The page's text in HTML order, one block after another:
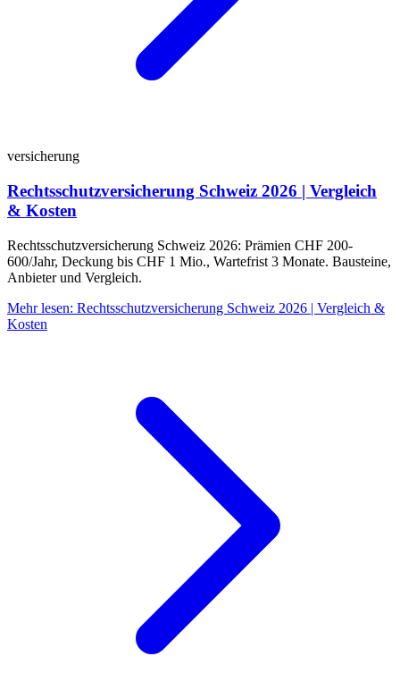
versicherung
Rechtsschutzversicherung Schweiz 2026 | Vergleich
& Kosten
Rechtsschutzversicherung Schweiz 2026: Prämien CHF 200-
600/Jahr, Deckung bis CHF 1 Mio., Wartefrist 3 Monate. Bausteine,
Anbieter und Vergleich.
Mehr lesen: Rechtsschutzversicherung Schweiz 2026 | Vergleich &
Kosten